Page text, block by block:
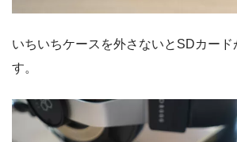
いちいちケースを外さないとSDカー
す。